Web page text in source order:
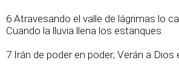
6 Atravesando el valle de lágrimas lo
Cuando la lluvia llena los estanques.
7 Irán de poder en poder; Verán a Dios